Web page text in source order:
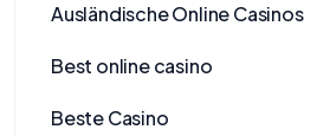
Ausländische Online Casinos
Best online casino
Beste Casino